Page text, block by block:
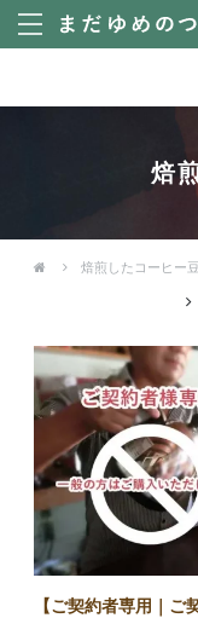
焙
焙煎したコーヒー豆
【ご契約者専用｜ご